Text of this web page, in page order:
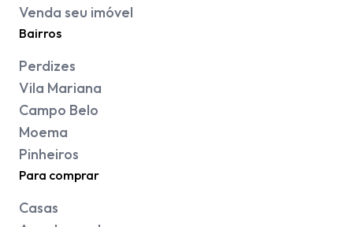
Venda seu imóvel
Bairros
Perdizes
Vila Mariana
Campo Belo
Moema
Pinheiros
Para comprar
Casas